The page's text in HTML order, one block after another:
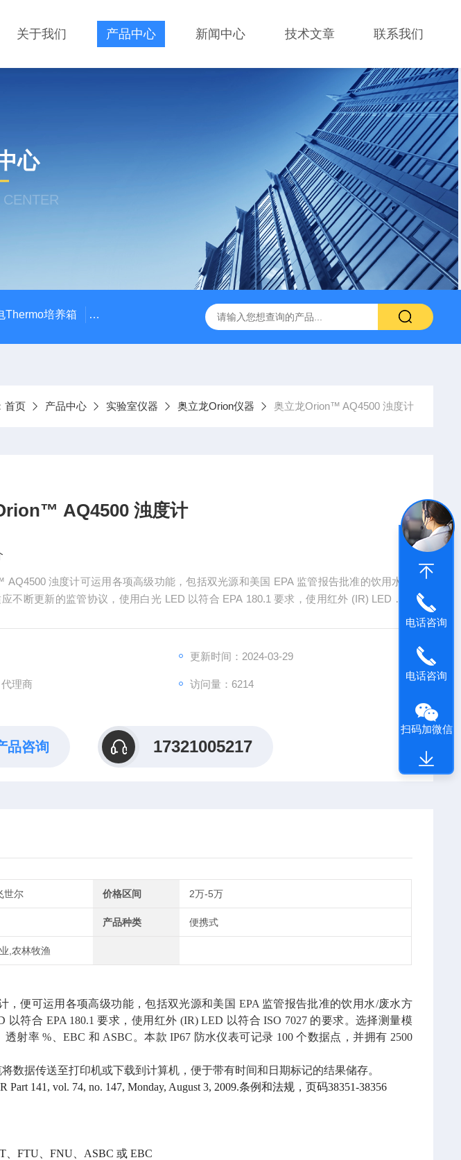
关于我们 产品中心 新闻中心 技术文章 联系我们
心
Thermo培养箱 热电Thermo超纯水机 GenPure Pro UV/UF 310P-01A，STARA2118
首页 产品中心 实验室仪器 奥立龙Orion仪器 奥立龙Orion™ AQ4500 浊度计
AQ4500 浊度计
AQ4500 浊度计可运用各项高级功能，包括双光源和美国 EPA 监管报告批准的饮用水/
不断更新的监管协议，使用白光 LED 以符合 EPA 180.1 要求，使用红外 (IR) LED 以
更新时间：2024-03-29
理商 访问量：6214
品咨询 17321005217
世尔 价格区间 2万-5万
产品种类 便携式
,农林牧渔
，便可运用各项高级功能，包括双光源和美国 EPA 监管报告批准的饮用水/废水方
符合 EPA 180.1 要求，使用红外 (IR) LED 以符合 ISO 7027 的要求。选择测量模
射率 %、EBC 和 ASBC。本款 IP67 防水仪表可记录 100 个数据点，并拥有 2500
数据传送至打印机或下载到计算机，便于带有时间和日期标记的结果储存。
141, vol. 74, no. 147, Monday, August 3, 2009.条例和法规，页码38351-38356
、FTU、FNU、ASBC 或 EBC
电话咨询
电话咨询
扫码加微信